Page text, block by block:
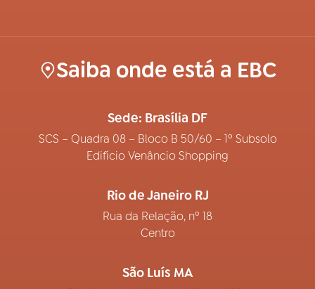
Saiba onde está a EBC
Sede: Brasília DF
SCS – Quadra 08 – Bloco B 50/60 – 1º Subsolo
Edifício Venâncio Shopping
Rio de Janeiro RJ
Rua da Relação, nº 18
Centro
São Luís MA